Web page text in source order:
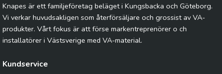
Knapes är ett familjeföretag beläget i Kungsbacka och Göteborg.
Vi verkar huvudsakligen som återförsäljare och grossist av VA-
produkter. Vårt fokus är att förse markentreprenörer o ch
installatörer i Västsverige med VA-material.
Kundservice